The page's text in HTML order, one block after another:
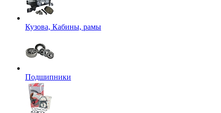
Кузова, Кабины, рамы
Подшипники